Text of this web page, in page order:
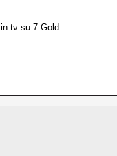
tv su 7 Gold